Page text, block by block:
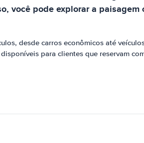
você pode explorar a
desde carros econômicos até
para clientes que reservam